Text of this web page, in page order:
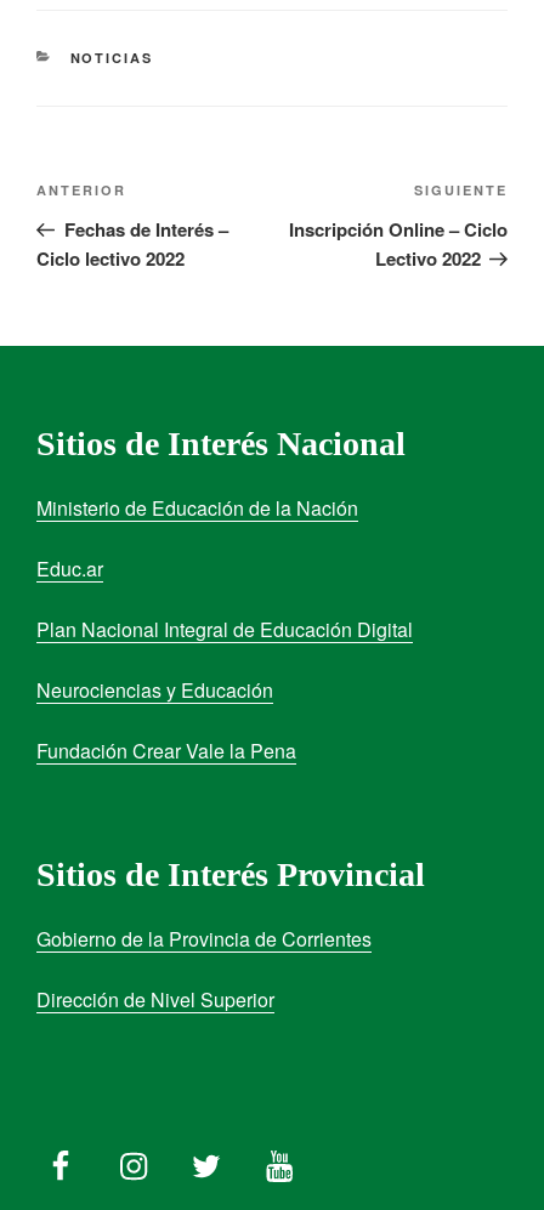
NOTICIAS
ANTERIOR
Fechas de Interés –
Ciclo lectivo 2022
SIGUIENTE
Inscripción Online – Ciclo
Lectivo 2022
Sitios de Interés Nacional
Ministerio de Educación de la Nación
Educ.ar
Plan Nacional Integral de Educación Digital
Neurociencias y Educación
Fundación Crear Vale la Pena
Sitios de Interés Provincial
Gobierno de la Provincia de Corrientes
Dirección de Nivel Superior